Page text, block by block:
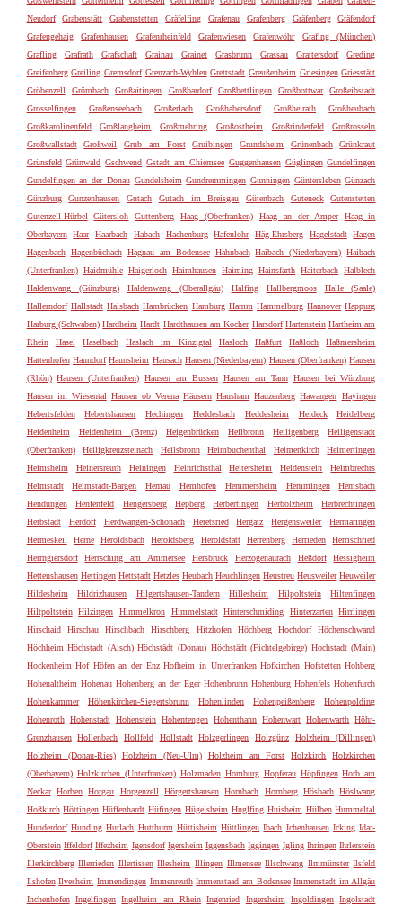
Neudorf
Grabenstätt Grabenstetten Gräfelfing Grafenau Grafenberg Gräfenberg
Gräfendorf
Grafengehaig
Grafenhausen Grafenrheinfeld Grafenwiesen Grafenwöhr
Grafing (München)
Grafling
Grafrath Grafschaft Grainau Grainet Grasbrunn Grassau Grattersdorf
Greding
Greifenberg Greiling Gremsdorf Grenzach-Wyhlen Grettstadt Greußenheim Griesingen Griesstätt
Gröbenzell
Grömbach Großaitingen Großbardorf Großbettlingen Großbottwar
Großeibstadt
Grosselfingen
Großenseebach Großerlach Großhabersdorf Großheirath
Großheubach
Großkarolinenfeld
Großlangheim Großmehring Großostheim Großrinderfeld
Großrosseln
Großwallstadt
Großweil Grub am Forst Gruibingen Grundsheim Grünenbach
Grünkraut
Grünsfeld Grünwald Gschwend Gstadt am Chiemsee Guggenhausen Güglingen Gundelfingen
Gundelfingen an der Donau Gundelsheim Gundremmingen Gunningen Güntersleben Günzach
Günzburg
Gunzenhausen Gutach Gutach im Breisgau Gütenbach Guteneck
Gutenstetten
Gutenzell-Hürbel
Gütersloh Guttenberg Haag (Oberfranken) Haag an der Amper
Haag in
Oberbayern
Haar Haarbach Habach Hachenburg Hafenlohr Häg-Ehrsberg Hagelstadt
Hagen
Hagenbach Hagenbüchach Hagnau am Bodensee Hahnbach Haibach (Niederbayern) Haibach
(Unterfranken) Haidmühle Haigerloch Haimhausen Haiming Hainsfarth Haiterbach Halblech
Haldenwang (Günzburg)
Haldenwang (Oberallgäu) Halfing Hallbergmoos
Halle (Saale)
Hallerndorf Hallstadt Halsbach Hambrücken Hamburg Hamm Hammelburg Hannover Happurg
Harburg (Schwaben) Hardheim Hardt Hardthausen am Kocher Harsdorf Hartenstein Hartheim am
Rhein
Hasel Haselbach Haslach im Kinzigtal Hasloch Haßfurt Haßloch
Haßmersheim
Hattenhofen Haundorf Haunsheim Hausach Hausen (Niederbayern) Hausen (Oberfranken) Hausen
(Rhön) Hausen (Unterfranken) Hausen am Bussen Hausen am Tann Hausen bei Würzburg
Hausen im Wiesental Hausen ob Verena Häusern Hausham Hauzenberg Hawangen Hayingen
Hebertsfelden
Hebertshausen Hechingen Heddesbach Heddesheim Heideck
Heidelberg
Heidenheim
Heidenheim (Brenz) Heigenbrücken Heilbronn Heiligenberg
Heiligenstadt
(Oberfranken)
Heiligkreuzsteinach Heilsbronn Heimbuchenthal Heimenkirch
Heimertingen
Heimsheim
Heinersreuth Heiningen Heinrichsthal Heitersheim Heldenstein
Helmbrechts
Helmstadt
Helmstadt-Bargen Hemau Hemhofen Hemmersheim Hemmingen
Hemsbach
Hendungen
Henfenfeld Hengersberg Hepberg Herbertingen Herbolzheim
Herbrechtingen
Herbstadt
Herdorf Herdwangen-Schönach Heretsried Hergatz Hergensweiler
Hermaringen
Hermeskeil
Herne Heroldsbach Heroldsberg Heroldstatt Herrenberg Herrieden
Herrischried
Herrngiersdorf
Herrsching am Ammersee Hersbruck Herzogenaurach Heßdorf
Hessigheim
Hettenshausen Hettingen Hettstadt Hetzles Heubach Heuchlingen Heustreu Heusweiler Heuweiler
Hildesheim
Hildrizhausen Hilgertshausen-Tandern Hillesheim Hilpoltstein
Hiltenfingen
Hiltpoltstein
Hilzingen Himmelkron Himmelstadt Hinterschmiding Hinterzarten
Hirrlingen
Hirschaid
Hirschau Hirschbach Hirschberg Hitzhofen Höchberg Hochdorf
Höchenschwand
Höchheim Höchstadt (Aisch) Höchstädt (Donau) Höchstädt (Fichtelgebirge) Hochstadt (Main)
Hockenheim Hof Höfen an der Enz Hofheim in Unterfranken Hofkirchen Hofstetten Hohberg
Hohenaltheim Hohenau Hohenberg an der Eger Hohenbrunn Hohenburg Hohenfels Hohenfurch
Hohenkammer
Höhenkirchen-Siegertsbrunn Hohenlinden Hohenpeißenberg
Hohenpolding
Hohenroth Hohenstadt Hohenstein Hohentengen Hohenthann Hohenwart Hohenwarth Höhr-
Grenzhausen
Hollenbach Hollfeld Hollstadt Holzgerlingen Holzgünz
Holzheim (Dillingen)
Holzheim (Donau-Ries)
Holzheim (Neu-Ulm) Holzheim am Forst Holzkirch
Holzkirchen
(Oberbayern) Holzkirchen (Unterfranken) Holzmaden Homburg Hopferau Höpfingen Horb am
Neckar Horben Horgau Horgenzell Hörgertshausen Hornbach Hornberg Hösbach Höslwang
Hoßkirch Höttingen Hüffenhardt Hüfingen Hügelsheim Huglfing Huisheim Hülben Hummeltal
Hunderdorf Hunding Hurlach Hutthurm Hüttisheim Hüttlingen Ibach Ichenhausen Icking Idar-
Oberstein Iffeldorf Iffezheim Igensdorf Igersheim Iggensbach Iggingen Igling Ihringen Ihrlerstein
Illerkirchberg Illerrieden Illertissen Illesheim Illingen Illmensee Illschwang Ilmmünster Ilsfeld
Ilshofen Ilvesheim Immendingen Immenreuth Immenstaad am Bodensee Immenstadt im Allgäu
Inchenhofen Ingelfingen Ingelheim am Rhein Ingenried Ingersheim Ingoldingen Ingolstadt